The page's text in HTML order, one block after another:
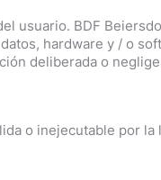
usuario. BDF
hardware y / o
deliberada o
o inejecutable por la